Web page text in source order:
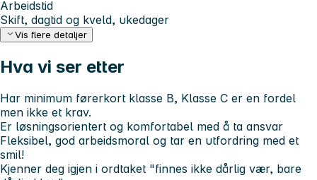
Arbeidstid
Skift, dagtid og kveld, ukedager
Vis flere detaljer
Hva vi ser etter
Har minimum førerkort klasse B, Klasse C er en fordel
men ikke et krav.
Er løsningsorientert og komfortabel med å ta ansvar
Fleksibel, god arbeidsmoral og tar en utfordring med et
smil!
Kjenner deg igjen i ordtaket "finnes ikke dårlig vær, bare